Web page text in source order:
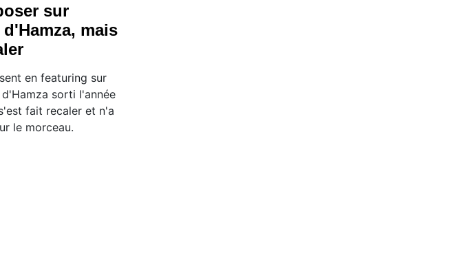
sur
mais
en featuring sur
d'Hamza sorti l'année
fait recaler et n'a
le morceau.